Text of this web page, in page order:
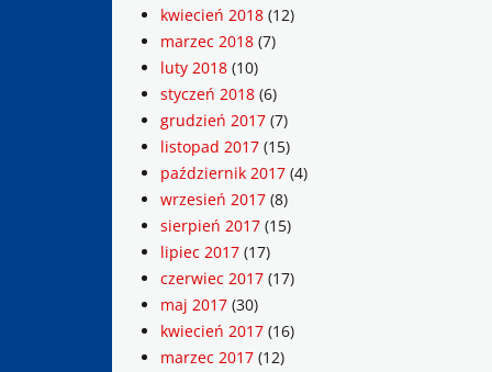
kwiecień 2018 (12)
marzec 2018 (7)
luty 2018 (10)
styczeń 2018 (6)
grudzień 2017 (7)
listopad 2017 (15)
październik 2017 (4)
wrzesień 2017 (8)
sierpień 2017 (15)
lipiec 2017 (17)
czerwiec 2017 (17)
maj 2017 (30)
kwiecień 2017 (16)
marzec 2017 (12)